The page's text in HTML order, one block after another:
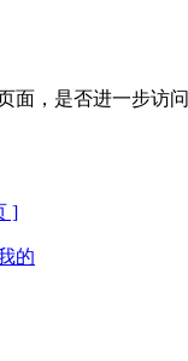
面，是否进一步访
]
的